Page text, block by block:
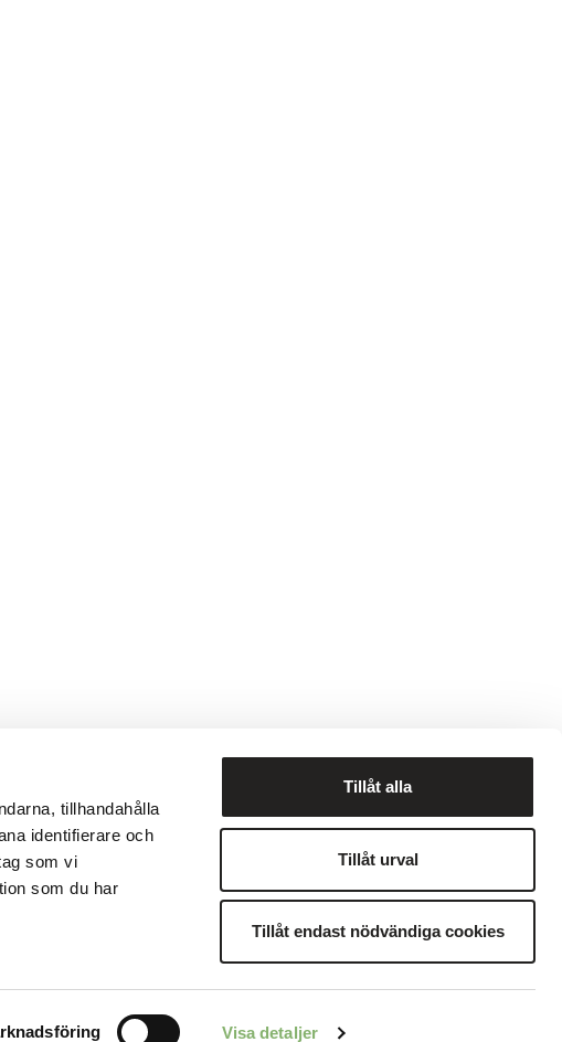
tillhandahålla
identifierare och
som vi
som du har
Visa detaljer
Tillåt alla
Tillåt urval
Tillåt endast nödvändiga cookies
© 2026, ClimatePartner GmbH